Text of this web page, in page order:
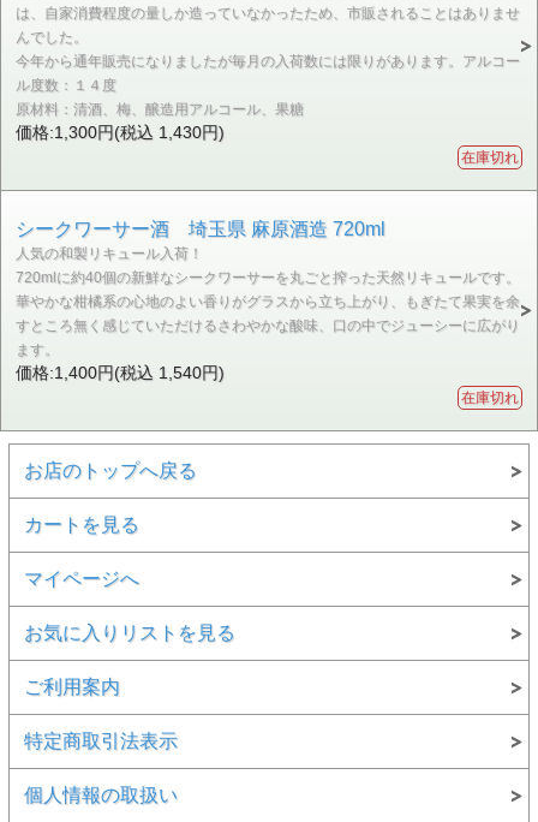
は、自家消費程度の量しか造っていなかったため、市販されることはありませ
んでした。
今年から通年販売になりましたが毎月の入荷数には限りがあります。アルコー
ル度数：１４度
原材料：清酒、梅、醸造用アルコール、果糖
価格:1,300円(税込 1,430円)
在庫切れ
シークワーサー酒 埼玉県 麻原酒造 720ml
人気の和製リキュール入荷！
720mlに約40個の新鮮なシークワーサーを丸ごと搾った天然リキュールです。
華やかな柑橘系の心地のよい香りがグラスから立ち上がり、もぎたて果実を余
すところ無く感じていただけるさわやかな酸味、口の中でジューシーに広がり
ます。
価格:1,400円(税込 1,540円)
在庫切れ
お店のトップへ戻る
カートを見る
マイページへ
お気に入りリストを見る
ご利用案内
特定商取引法表示
個人情報の取扱い